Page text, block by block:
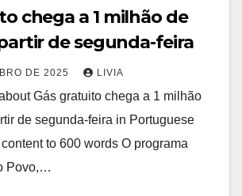
chega a 1 milhão de
de segunda-feira
DE 2025 LIVIA
Gás gratuito chega a 1 milhão
de segunda-feira in Portuguese
to 600 words O programa
Povo,…